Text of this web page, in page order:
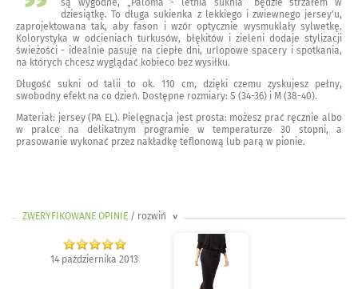
dziesiątkę. To długa sukienka z lekkiego i zwiewnego jersey'u,
zaprojektowana tak, aby fason i wzór optycznie wysmuklały sylwetkę.
Kolorystyka w odcieniach turkusów, błękitów i zieleni dodaje stylizacji
świeżości - idealnie pasuje na ciepłe dni, urlopowe spacery i spotkania,
na których chcesz wyglądać kobieco bez wysiłku.
Długość sukni od talii to ok. 110 cm, dzięki czemu zyskujesz pełny,
swobodny efekt na co dzień. Dostępne rozmiary: S (34-36) i M (38-40).
Materiał: jersey (PA EL). Pielęgnacja jest prosta: możesz prać ręcznie albo
w pralce na delikatnym programie w temperaturze 30 stopni, a
prasowanie wykonać przez nakładkę teflonową lub parą w pionie.
ZWERYFIKOWANE OPINIE / rozwiń >
14 października 2013